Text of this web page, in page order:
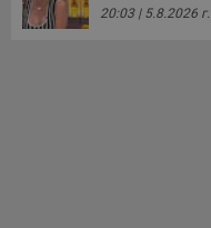
20:03 | 5.8.2026 г.